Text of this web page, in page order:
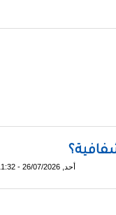
أحد, 26/07/2026 - 11:32